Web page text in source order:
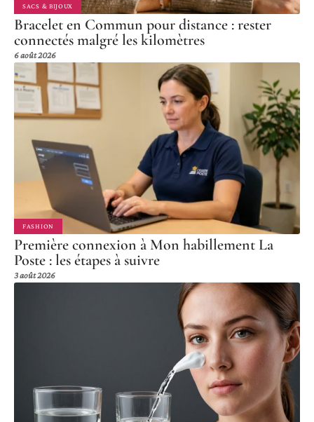
SACS & BIJOUX
Bracelet en Commun pour distance : rester
connectés malgré les kilomètres
6 août 2026
FASHION
Première connexion à Mon habillement La
Poste : les étapes à suivre
3 août 2026